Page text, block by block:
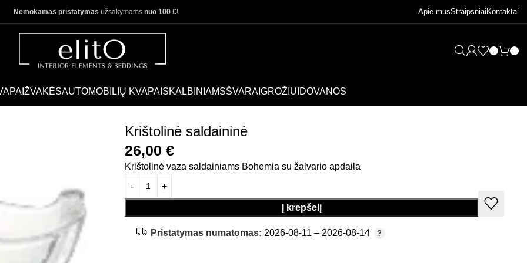
Nemokamas pristatymas užsakymams nuo 100 €! Apie musStraipsniai Kontaktai
ŽVAKĖSAUTOMOBILIŲ KVAPAI SKALBINIAMSŠVARAI GROŽIUI DOVANOS
Krištolinė saldaininė
26,00 €
Krištolinė vaza saldainiams Bohemia su žalvario apdaila
Į krepšelį
Pristatymas numatomas: 2026-08-11 – 2026-08-14